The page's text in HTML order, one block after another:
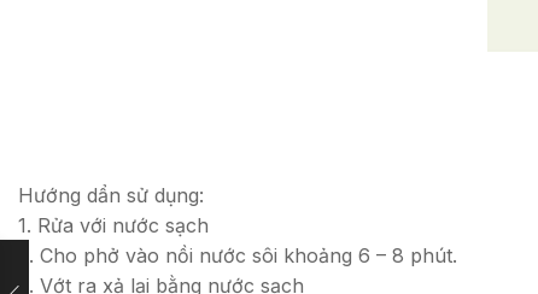
Hướng dẩn sử dụng:
1. Rửa với nước sạch
2. Cho phở vào nồi nước sôi khoảng 6 – 8 phút.
3. Vớt ra xả lại bằng nước sạch